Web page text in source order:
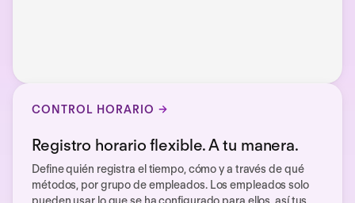
CONTROL HORARIO
Registro horario flexible. A tu manera.
Define quién registra el tiempo, cómo y a través de qué
métodos, por grupo de empleados. Los empleados solo